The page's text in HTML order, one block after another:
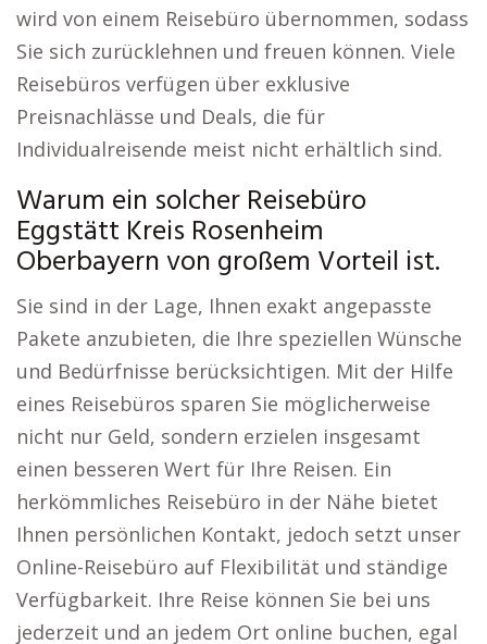
wird von einem Reisebüro übernommen, sodass
Sie sich zurücklehnen und freuen können. Viele
Reisebüros verfügen über exklusive
Preisnachlässe und Deals, die für
Individualreisende meist nicht erhältlich sind.
Warum ein solcher Reisebüro
Eggstätt Kreis Rosenheim
Oberbayern von großem Vorteil ist.
Sie sind in der Lage, Ihnen exakt angepasste
Pakete anzubieten, die Ihre speziellen Wünsche
und Bedürfnisse berücksichtigen. Mit der Hilfe
eines Reisebüros sparen Sie möglicherweise
nicht nur Geld, sondern erzielen insgesamt
einen besseren Wert für Ihre Reisen. Ein
herkömmliches Reisebüro in der Nähe bietet
Ihnen persönlichen Kontakt, jedoch setzt unser
Online-Reisebüro auf Flexibilität und ständige
Verfügbarkeit. Ihre Reise können Sie bei uns
jederzeit und an jedem Ort online buchen, egal